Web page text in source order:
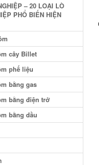
– 20 LOẠI LÒ
PHỔ BIẾN HIỆN
cây Billet
phế liệu
bằng gas
bằng điện trở
bằng dầu